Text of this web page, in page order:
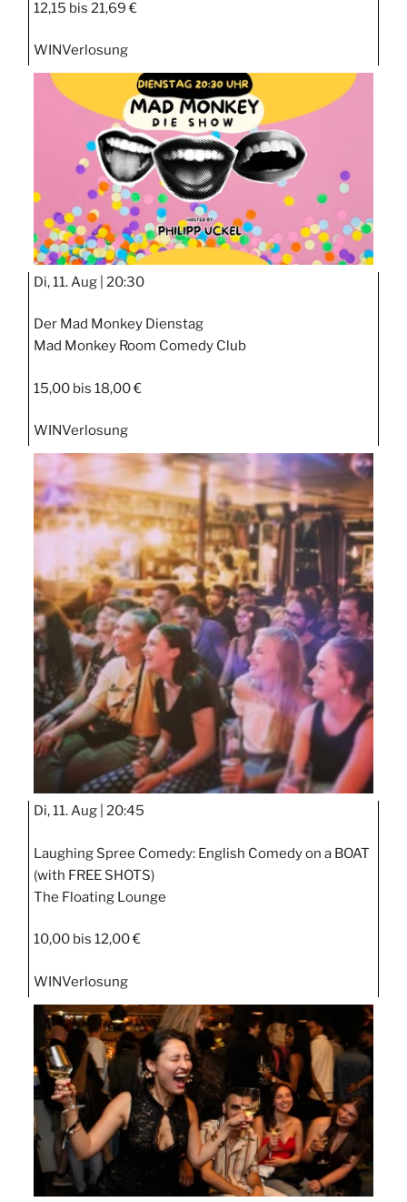
12,15 bis 21,69 €
WINVerlosung
Di, 11. Aug | 20:30
Der Mad Monkey Dienstag
Mad Monkey Room Comedy Club
15,00 bis 18,00 €
WINVerlosung
Di, 11. Aug | 20:45
Laughing Spree Comedy: English Comedy on a BOAT
(with FREE SHOTS)
The Floating Lounge
10,00 bis 12,00 €
WINVerlosung